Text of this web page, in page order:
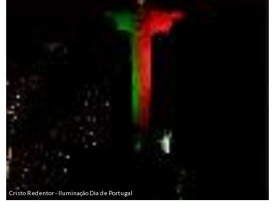
Cristo Redentor - Iluminação Dia de Portugal